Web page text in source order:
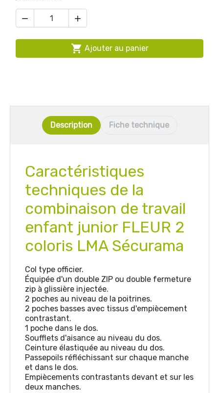
 
 Ajouter au panier
Description Fiche technique
Caractéristiques
techniques de la
combinaison de travail
enfant junior FLEUR 2
coloris LMA Sécurama
Col type officier.
Équipée d'un double ZIP ou double fermeture
zip à glissière injectée.
2 poches au niveau de la poitrines.
2 poches basses avec tissus d'empiècement
contrastant.
1 poche dans le dos.
Soufflets d'aisance au niveau du dos.
Ceinture élastiquée au niveau du dos.
Passepoils réfléchissant sur chaque manche
et dans le dos.
Empiècements contrastants devant et sur les
deux manches.